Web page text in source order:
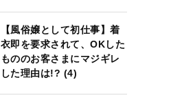
【風俗嬢として初仕事】着
衣即を要求されて、OKした
もののお客さまにマジギレ
した理由は!? (4)